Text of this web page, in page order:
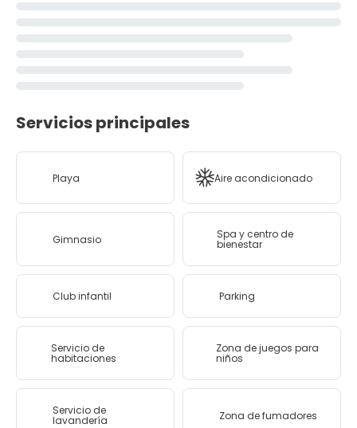
Servicios principales
Playa Aire acondicionado
Gimnasio Spa y centro de
bienestar
Club infantil Parking
Servicio de
habitaciones
Zona de juegos para
niños
Servicio de
lavandería Zona de fumadores